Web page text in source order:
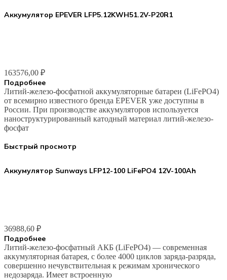
Аккумулятор EPEVER LFP5.12KWH51.2V-P20R1
163576,00 ₽
Подробнее
Литий-железо-фосфатной аккумуляторные батареи (LiFePO4)
от всемирно известного бренда EPEVER уже доступны в
России. При производстве аккумуляторов используется
наноструктурированный катодный материал литий-железо-
фосфат
Быстрый просмотр
Аккумулятор Sunways LFP12-100 LiFePO4 12V-100Ah
36988,60 ₽
Подробнее
Литий-железо-фосфатный АКБ (LiFePO4) — современная
аккумуляторная батарея, с более 4000 циклов заряда-разряда,
совершенно нечувствительная к режимам хронического
недозаряда. Имеет встроенную